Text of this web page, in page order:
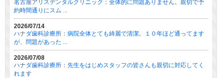
名古屋アリスデンタルクリニック：全体的に問題ありません。親切で予
約時間通りにスム ...
2026/07/14
ハナダ歯科診療所：病院全体とても綺麗で清潔。１０年ほど通ってます
が、問題があった ...
2026/07/08
ハナダ歯科診療所：先生をはじめスタッフの皆さんも親切に対応してく
れます